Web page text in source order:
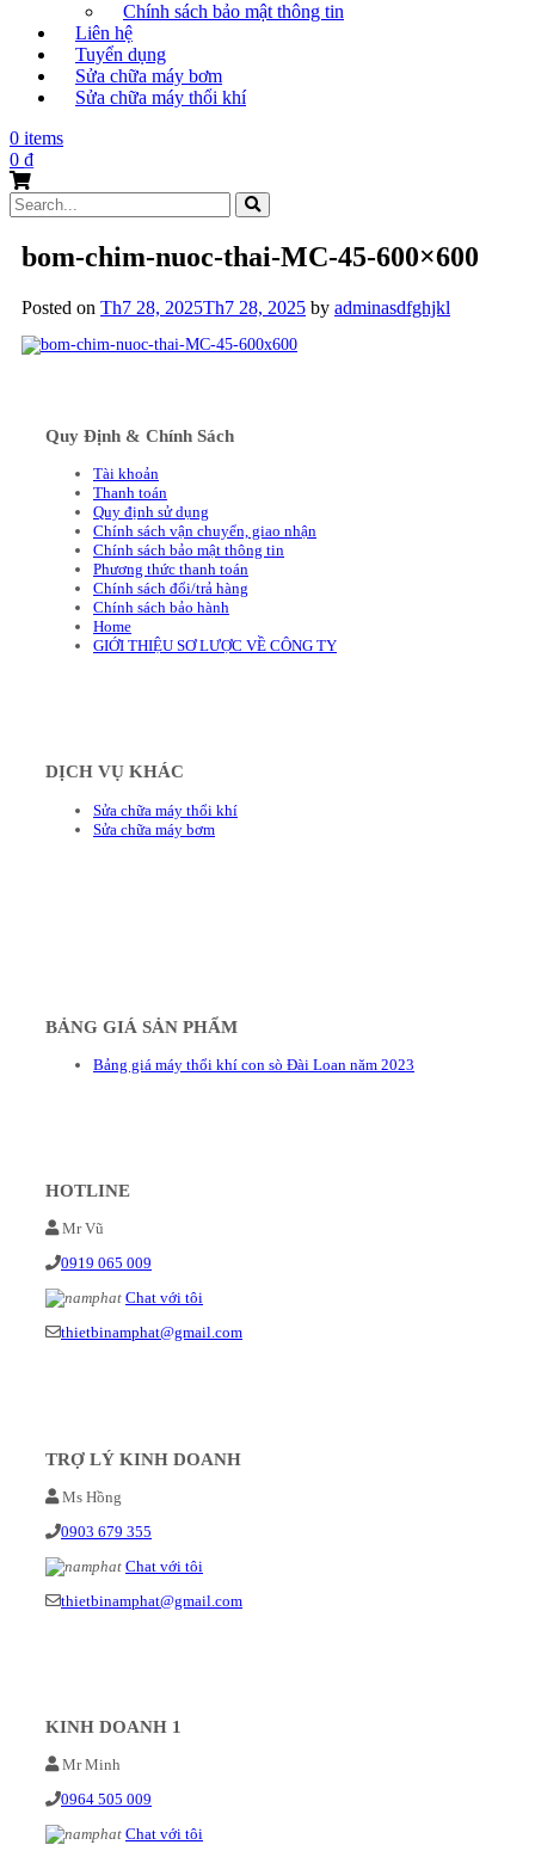
Chính sách bảo mật thông tin
Liên hệ
Tuyển dụng
Sửa chữa máy bơm
Sửa chữa máy thổi khí
0 items
0 ₫
Search
for:
bom-chim-nuoc-thai-MC-45-600×600
Posted on Th7 28, 2025Th7 28, 2025 by adminasdfghjkl
Quy Định & Chính Sách
Tài khoản
Thanh toán
Quy định sử dụng
Chính sách vận chuyển, giao nhận
Chính sách bảo mật thông tin
Phương thức thanh toán
Chính sách đổi/trả hàng
Chính sách bảo hành
Home
GIỚI THIỆU SƠ LƯỢC VỀ CÔNG TY
DỊCH VỤ KHÁC
Sửa chữa máy thổi khí
Sửa chữa máy bơm
BẢNG GIÁ SẢN PHẨM
Bảng giá máy thổi khí con sò Đài Loan năm 2023
HOTLINE
Mr Vũ
0919 065 009
Chat với tôi
thietbinamphat@gmail.com
TRỢ LÝ KINH DOANH
Ms Hồng
0903 679 355
Chat với tôi
thietbinamphat@gmail.com
KINH DOANH 1
Mr Minh
0964 505 009
Chat với tôi